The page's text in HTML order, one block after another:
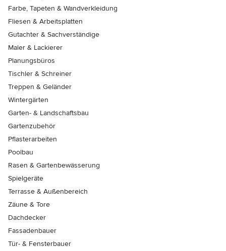
Farbe, Tapeten & Wandverkleidung
Fliesen & Arbeitsplatten
Gutachter & Sachverständige
Maler & Lackierer
Planungsbüros
Tischler & Schreiner
Treppen & Geländer
Wintergärten
Garten- & Landschaftsbau
Gartenzubehör
Pflasterarbeiten
Poolbau
Rasen & Gartenbewässerung
Spielgeräte
Terrasse & Außenbereich
Zäune & Tore
Dachdecker
Fassadenbauer
Tür- & Fensterbauer